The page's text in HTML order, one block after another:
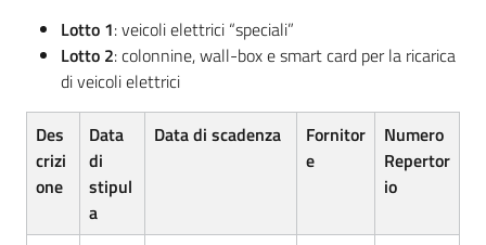
Lotto 1: veicoli elettrici “speciali”
Lotto 2: colonnine, wall-box e smart card per la ricarica
di veicoli elettrici
Des
crizi
one
Data
di
stipul
a
Data di scadenza
Fornitor
e
Numero
Repertor
io